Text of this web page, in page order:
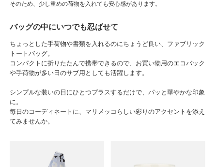
そのため、少し重めの荷物を入れても安心感があります。
バッグの中にいつでも忍ばせて
ちょっとした手荷物や書類を入れるのにちょうど良い、ファブリック
トートバッグ。
コンパクトに折りたたんで携帯できるので、お買い物用のエコバック
や手荷物が多い日のサブ用としても活躍します。
シンプルな装いの日にひとつプラスするだけで、パッと華やかな印象
に。
毎日のコーディネートに、マリメッコらしい彩りのアクセントを添え
てみませんか。